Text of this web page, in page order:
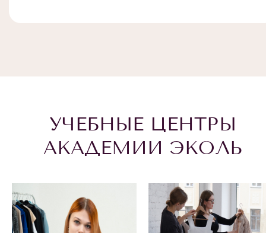
УЧЕБНЫЕ ЦЕНТРЫ
АКАДЕМИИ ЭКОЛЬ